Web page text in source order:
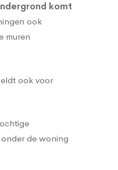
komt
ook
muren
ook voor
de woning